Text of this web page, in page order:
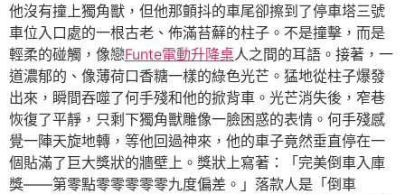
他沒有撞上獨角獸，但他那顫抖的車尾卻擦到了停車塔三號
車位入口處的一根古老、佈滿苔蘚的柱子。不是撞擊，而是
輕柔的碰觸，像戀Funte電動升降桌人之間的耳語。接著，一
道濃郁的、像薄荷口香糖一樣的綠色光芒。猛地從柱子爆發
出來，瞬間吞噬了何手殘和他的掀背車。光芒消失後，窄巷
恢復了平靜，只剩下獨角獸雕像一臉困惑的表情。何手殘感
覺一陣天旋地轉，等他回過神來，他的車子竟然垂直停在一
個貼滿了巨大獎狀的牆壁上。獎狀上寫著：「完美倒車入庫
獎——第零點零零零零零九度偏差。」落款人是「倒車